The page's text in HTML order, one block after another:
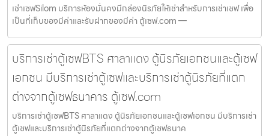
เช่าเซฟSilom บริการห้องมั่นคงมีกล่องนิรภัยให้เช่าสำหรับการเช่าเซฟ เพื่อ
เป็นที่เก็บของมีค่าและรับฝากของมีค่า ตู้เซฟ.com —
บริการเช่าตู้เซฟBTS ศาลาแดง ตู้นิรภัยเอกชนและตู้เซฟ
เอกชน มีบริการเช่าตู้เซฟและบริการเช่าตู้นิรภัยที่แตก
ต่างจากตู้เซฟธนาคาร ตู้เซฟ.com
บริการเช่าตู้เซฟBTS ศาลาแดง ตู้นิรภัยเอกชนและตู้เซฟเอกชน มีบริการเช่า
ตู้เซฟและบริการเช่าตู้นิรภัยที่แตกต่างจากตู้เซฟธนาค